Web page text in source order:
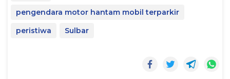
pengendara motor hantam mobil terparkir
peristiwa
Sulbar